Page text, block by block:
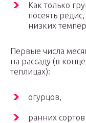
Как только
посеять
низких
Первые числа
на рассаду (в
теплицах):
огурцов,
ранних